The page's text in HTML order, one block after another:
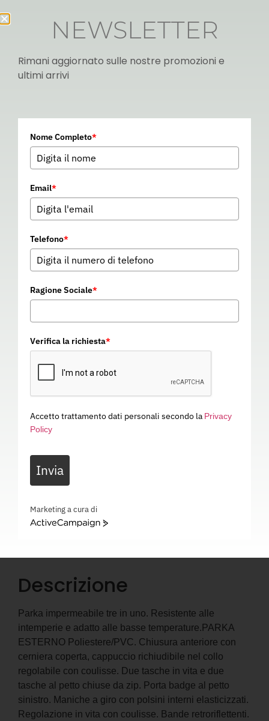
PARKA REFLEX
PA03906 Categoria
PARKA REFLEX – EN 14058 – PA03906
Descrizione
Parka impermeabile tre in uno. Resistente alle
intemperie e adatto alle basse temperature.PARKA
ESTERNO Poliestere/PVC. Chiusura anteriore con
cerniera coperta, cappuccio richiudibile nel collo
regolabile con coulisse. Due tasche in vita e due
tasche al petto chiuse da zip. Porta badge al petto
sinistro. Maniche a giro con polsini interni elasticizzati.
Regolazione in vita con coulisse. Bande retroriflettenti.
NEWSLETTER
Rimani aggiornato sulle nostre promozioni e
ultimi arrivi
Nome Completo*
Email*
Telefono*
Ragione Sociale*
Verifica la richiesta*
Accetto trattamento dati personali secondo la Privacy
Policy
Invia
Marketing a cura di
ActiveCampaign